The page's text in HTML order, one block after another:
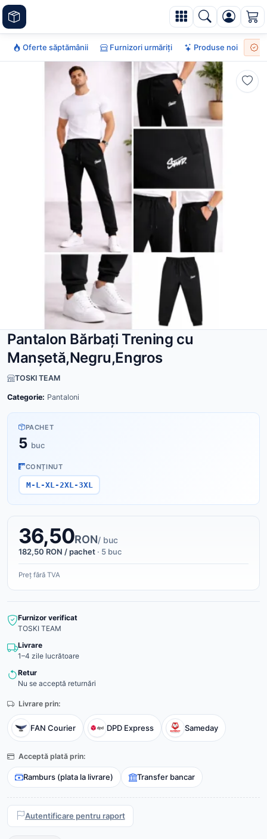
Oferte săptămânii Furnizori urmăriți Produse noi
Pantalon Bărbați Trening cu
Manșetă,Negru,Engros
TOSKI TEAM
Categorie: Pantaloni
PACHET
5 buc
CONȚINUT
M-L-XL-2XL-3XL
36,50RON/ buc
182,50 RON / pachet · 5 buc
Preț fără TVA
Furnizor verificat
TOSKI TEAM
Livrare
1–4 zile lucrătoare
Retur
Nu se acceptă returnări
Livrare prin:
FAN Courier DPD Express Sameday
Acceptă plată prin:
Ramburs (plata la livrare) Transfer bancar
Autentificare pentru raport